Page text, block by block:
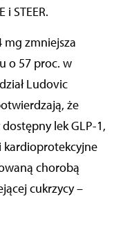
STEER.
mg zmniejsza
o 57 proc. w
Ludovic
że
lek GLP-1,
kardioprotekcyjne
chorobą
cukrzycy –